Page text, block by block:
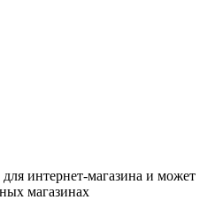
интернет-магазина и может
магазинах